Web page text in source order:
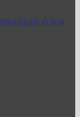
блок